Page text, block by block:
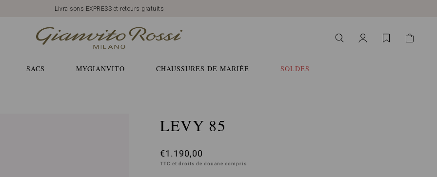
Livraisons EXPRESS et retours gratuits
SACS MYGIANVITO CHAUSSURES DE MARIÉE SOLDES
LEVY 85
€1.190,00
TTC et droits de douane compris